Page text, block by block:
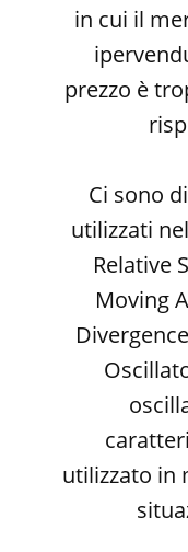
in cui il
prezzo è
Ci sono
utilizzati
Relative
Moving
utilizzato in